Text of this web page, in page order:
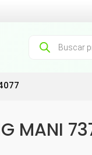
Búsqueda
productos
MANI